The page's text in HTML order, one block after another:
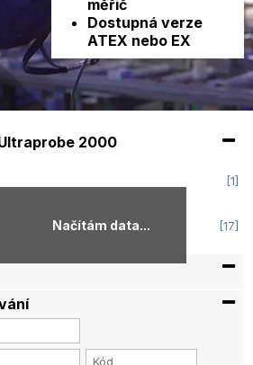
měřič
Dostupná verze
ATEX nebo EX
2000
1
17
Načítám data...